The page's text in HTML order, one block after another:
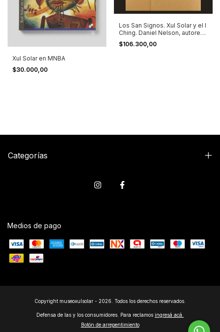
Xul Solar en MNBA
$30.000,00
Los San Signos. Xul Solar y el I
Ching. Daniel Nelson, autores
varios
$106.300,00
Categorías
Medios de pago
Copyright museoxulsolar - 2026. Todos los derechos reservados.
Defensa de las y los consumidores. Para reclamos ingresá acá.
Botón de arrepentimiento